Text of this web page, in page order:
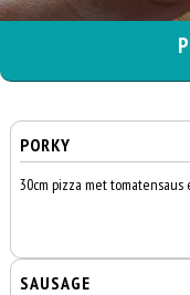
PORKY
30cm pizza met
SAUSAGE